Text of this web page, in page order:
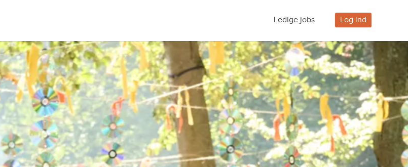
Ledige jobs Log ind